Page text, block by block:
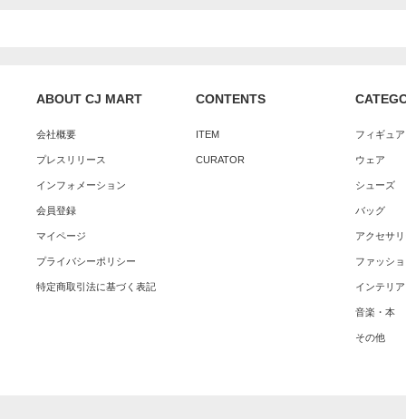
ABOUT CJ MART
会社概要
プレスリリース
インフォメーション
会員登録
マイページ
プライバシーポリシー
特定商取引法に基づく表記
CONTENTS
ITEM
CURATOR
フィギュ
ウェア
シューズ
バッグ
アクセサ
ファッシ
インテリア
音楽・本
その他